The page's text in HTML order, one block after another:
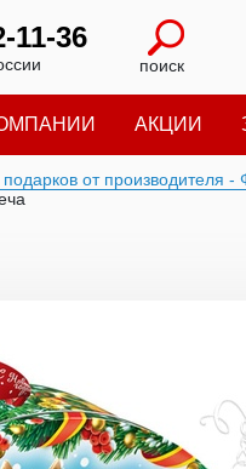
11-36
поиск
АКЦИИ
подарков от производителя